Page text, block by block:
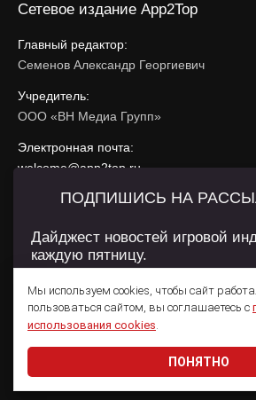
Сетевое издание App2Top
Главный редактор:
Семенов Александр Георгиевич
Учредитель:
ООО «ВН Медиа Групп»
Электронная почта:
welcome@app2top.ru
При использовании материалов активная
Сайт использует IP адреса, cookie, данные
использования содержатся вПолитике
Пользовательском соглашении .
© 2011 — 2026 App2Top
Мы используем cookies, чтобы сайт
пользоваться сайтом, вы соглашаетесь с
использования cookies.
ПОНЯТНО
ПОДПИШИСЬ НА
Дайджест новостей игровой
каждую пятницу.
Даю согласие на обработку